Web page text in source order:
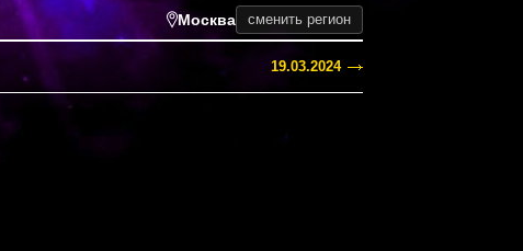
Москва сменить регион
19.03.2024